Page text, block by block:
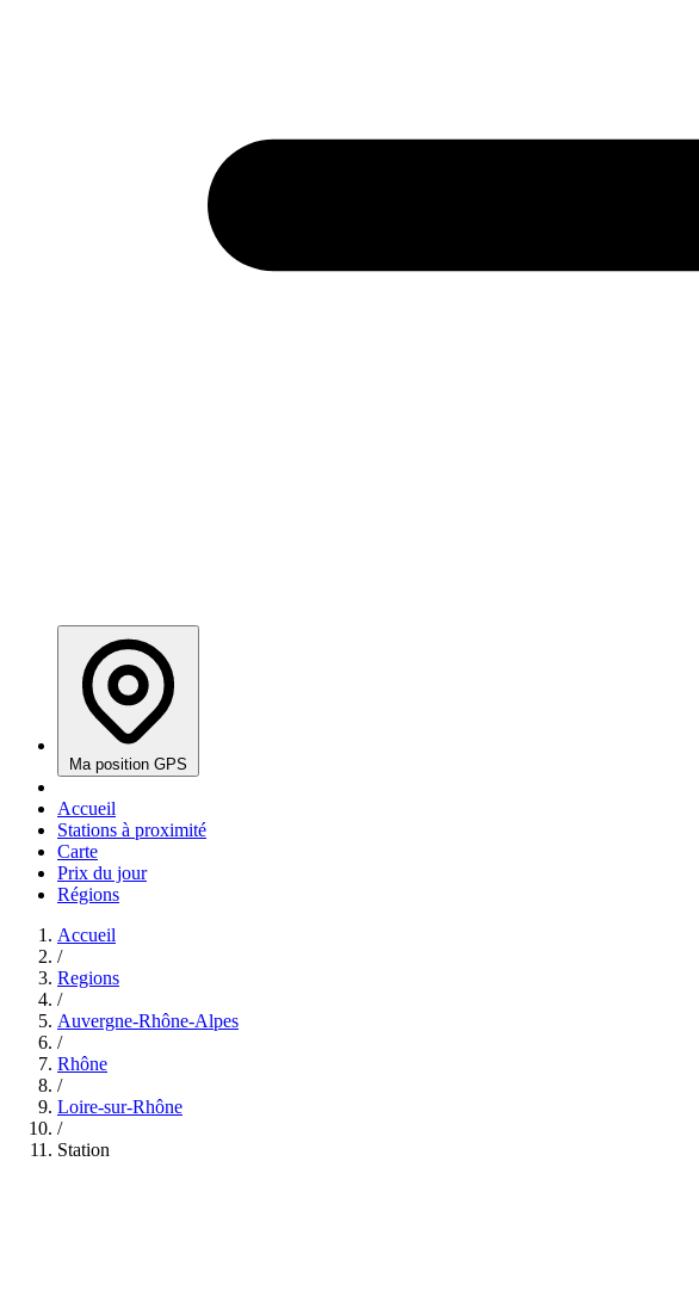
Ma position GPS
Accueil
Stations à proximité
Carte
Prix du jour
Régions
Accueil
/
Regions
/
Auvergne-Rhône-Alpes
/
Rhône
/
Loire-sur-Rhône
/
Station